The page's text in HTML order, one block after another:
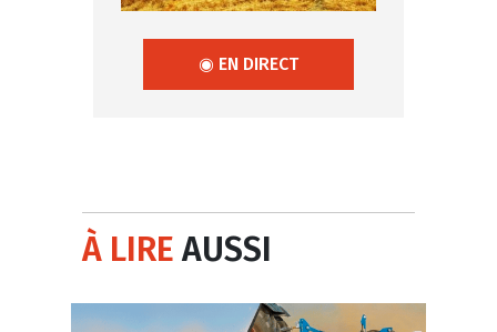
◉ EN DIRECT
À LIREAUSSI